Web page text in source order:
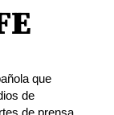
que
de
de prensa